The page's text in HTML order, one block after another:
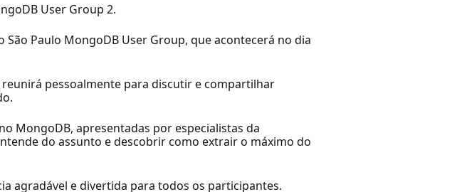
User Group 2.
Paulo MongoDB User Group, que acontecerá no dia
reunirá pessoalmente para discutir e compartilhar
MongoDB, apresentadas por especialistas da
do assunto e descobrir como extrair o máximo do
agradável e divertida para todos os participantes.